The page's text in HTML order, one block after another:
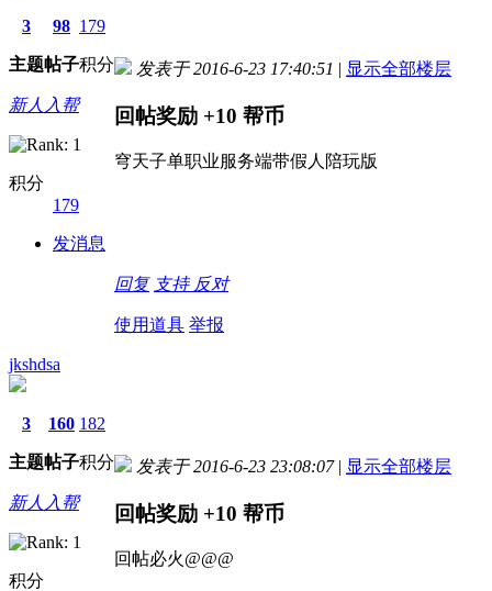
3
主题
98
帖子
179
积分
新人入帮
积分
179
发消息
发表于 2016-6-23 17:40:51 | 显示全部楼层
回帖奖励 +10 帮币
穹天子单职业服务端带假人陪玩版
回复 支持 反对
使用道具 举报
jkshdsa
3
主题
160
帖子
182
积分
新人入帮
积分
发表于 2016-6-23 23:08:07 | 显示全部楼层
回帖奖励 +10 帮币
回帖必火@@@